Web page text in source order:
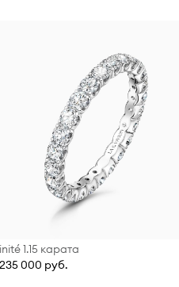
1.15 карата
000 руб.